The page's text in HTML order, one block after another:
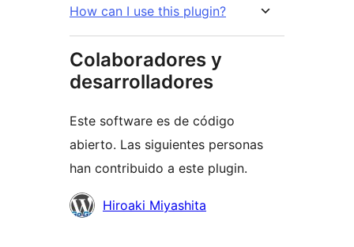
How can I use this plugin?
Colaboradores y
desarrolladores
Este software es de código
abierto. Las siguientes personas
han contribuido a este plugin.
Colaboradores
Hiroaki Miyashita